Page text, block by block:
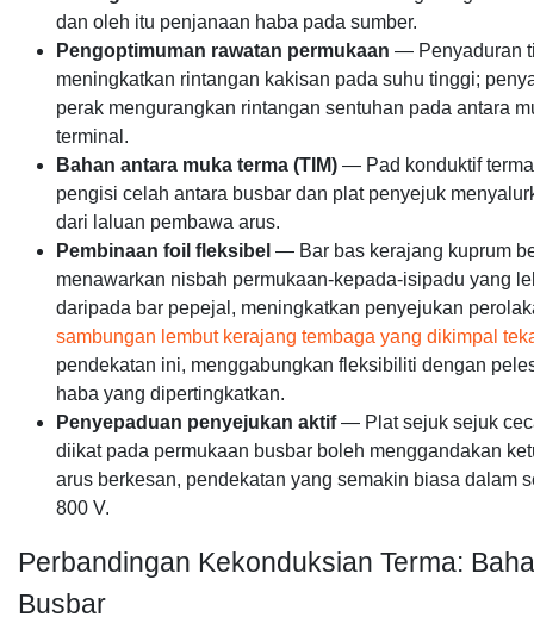
dan oleh itu penjanaan haba pada sumber.
Pengoptimuman rawatan permukaan — Penyaduran
meningkatkan rintangan kakisan pada suhu tinggi;
perak mengurangkan rintangan sentuhan pada antara
terminal.
Bahan antara muka terma (TIM) — Pad konduktif
pengisi celah antara busbar dan plat penyejuk
dari laluan pembawa arus.
Pembinaan foil fleksibel — Bar bas kerajang kuprum
menawarkan nisbah permukaan-kepada-isipadu yang
daripada bar pepejal, meningkatkan penyejukan
sambungan lembut kerajang tembaga yang dikimpal
pendekatan ini, menggabungkan fleksibiliti dengan
haba yang dipertingkatkan.
Penyepaduan penyejukan aktif— Plat sejuk sejuk
diikat pada permukaan busbar boleh menggandakan
arus berkesan, pendekatan yang semakin biasa dalam
800 V.
Perbandingan Kekonduksian Terma:
Busbar